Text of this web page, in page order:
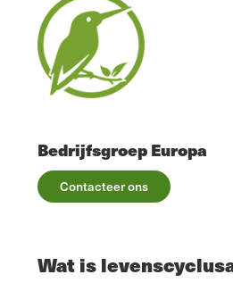
Bedrijfsgroep Europa
Contacteer ons
Wat is